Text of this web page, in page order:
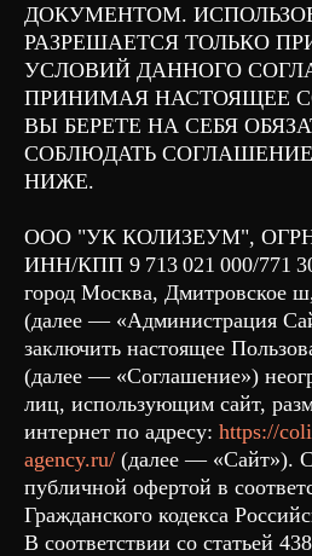
ДОКУМЕНТОМ.
РАЗРЕШАЕТСЯ ТОЛЬКО
УСЛОВИЙ ДАННОГО
ПРИНИМАЯ НАСТОЯЩЕЕ
ВЫ БЕРЕТЕ НА СЕБЯ
СОБЛЮДАТЬ
НИЖЕ.
ООО "УК КОЛИЗЕУМ", ОГРН 1
ИНН/КПП 9 713 021 000/771
город Москва, Дмитровское
(далее — «Администрация
заключить настоящее
(далее — «Соглашение»)
лиц, использующим сайт,
интернет по адресу: https://
agency.ru/ (далее — «Сайт»).
публичной офертой в
Гражданского кодекса
В соответствии со статьей